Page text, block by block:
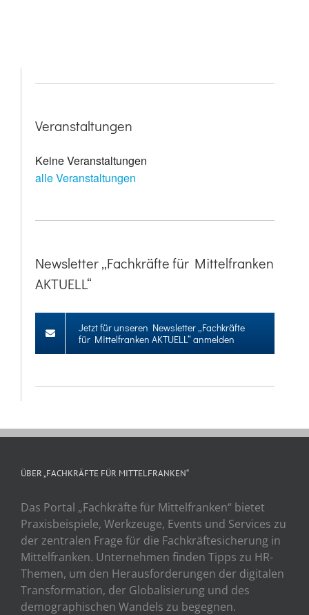
Veranstaltungen
Keine Veranstaltungen
alle Veranstaltungen
Newsletter „Fachkräfte für Mittelfranken
AKTUELL“
Jetzt für unseren Newsletter „Fachkräfte
für Mittelfranken AKTUELL“ anmelden
ÜBER „FACHKRÄFTE FÜR MITTELFRANKEN“
Das Portal „Fachkräfte für Mittelfranken“ bietet
Praxisbeispiele, Werkzeuge, Events und Services zu
der zentralen Frage für die Fachkräftesicherung in
Mittelfranken. Unternehmen finden Tipps zu HR-
Themen, um den Herausforderungen der digitalen
Transformation, der Globalisierung und des
demographischen Wandels zu begegnen.